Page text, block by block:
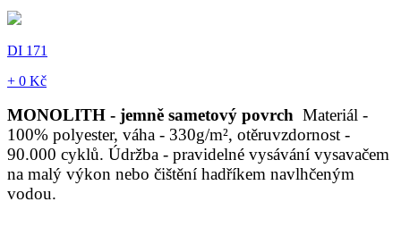
DI 171
+ 0 Kč
MONOLITH - jemně sametový povrch Materiál -
100% polyester, váha - 330g/m², otěruvzdornost -
90.000 cyklů. Údržba - pravidelné vysávání vysavačem
na malý výkon nebo čištění hadříkem navlhčeným
vodou.